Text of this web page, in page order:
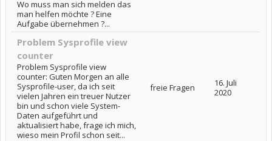
Wo muss man sich melden das
man helfen möchte ? Eine
Aufgabe übernehmen ?...
Problem Sysprofile view
counter
Problem Sysprofile view
counter: Guten Morgen an alle
Sysprofile-user, da ich seit
vielen Jahren ein treuer Nutzer
bin und schon viele System-
Daten aufgeführt und
aktualisiert habe, frage ich mich,
wieso mein Profil schon seit...
freie Fragen
16. Juli
2020